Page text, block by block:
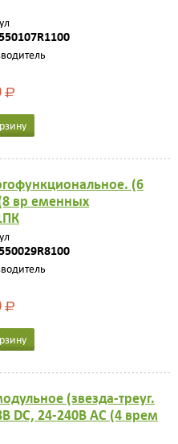
Р
(6
вр еменных
Р
(звезда-треуг.
DC, 24-240B AC (4 врем